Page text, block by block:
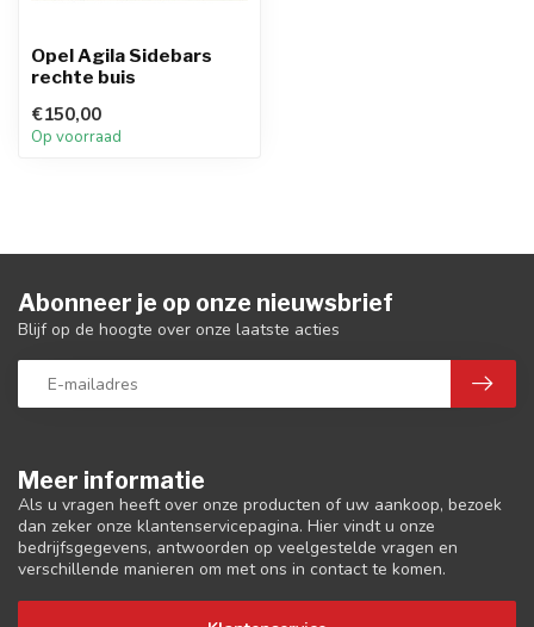
Opel Agila Sidebars
rechte buis
€150,00
Op voorraad
Meer informatie
Als u vragen heeft over onze producten of uw aankoop, bezoek
dan zeker onze klantenservicepagina. Hier vindt u onze
bedrijfsgegevens, antwoorden op veelgestelde vragen en
verschillende manieren om met ons in contact te komen.
Abonneer je op onze nieuwsbrief
Blijf op de hoogte over onze laatste acties